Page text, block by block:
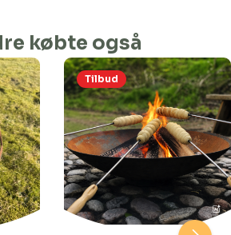
købte også
Tilbud